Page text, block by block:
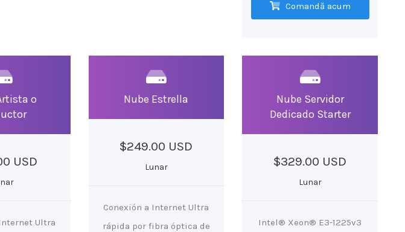
Comandă acum
o
USD
Ultra
Nube Estrella
$249.00 USD
Lunar
Conexión a Internet Ultra
rápida por fibra óptica de
Nube Servidor
Dedicado Starter
$329.00 USD
Lunar
Intel® Xeon® E3-1225v3